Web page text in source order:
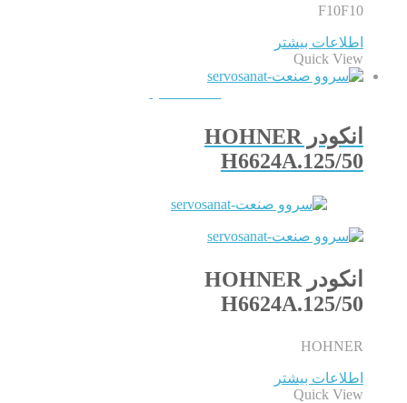
F10F10
اطلاعات بیشتر
Quick View
انکودر HOHNER
H6624A.125/50
انکودر HOHNER
H6624A.125/50
HOHNER
اطلاعات بیشتر
Quick View